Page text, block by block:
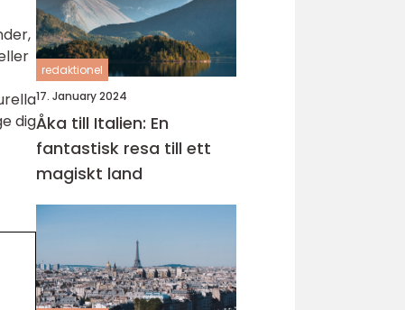
dig
redaktionel
17. January 2024
Åka till Italien: En
fantastisk resa till ett
magiskt land